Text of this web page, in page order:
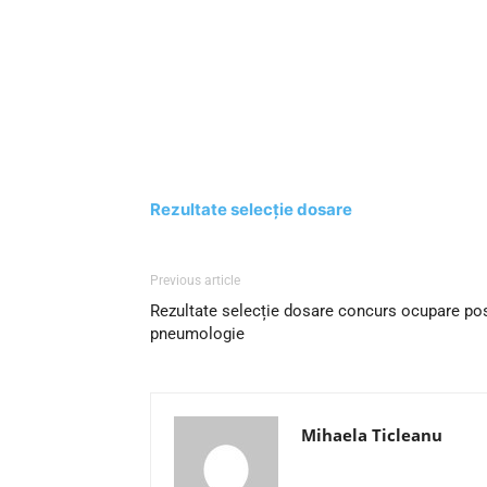
Rezultate selecție dosare
Previous article
Rezultate selecție dosare concurs ocupare
pneumologie
Mihaela Ticleanu